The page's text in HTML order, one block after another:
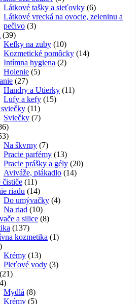
produktov
Látkové tašky a sieťovky 66
produktov
Látkové vrecká na ovocie, zeleninu a
pečivo 33
3939
produktov
Kefky na zuby 1010
produktov
Kozmetické pomôcky 1414
Intímna hygiena 22
Holenie 55
2727
produktov
Handry a Utierky 1111
Lufy a kefy 1515
1111
produktov
Sviečky 77
86
produktov
53
produktov
Na škvrny 77
produktov
Pracie parfémy 1313
produktov
Pracie prášky a gély 2020
Aviváže, plákadlo 1414
čističe 1111
produktov
riadu 1414
produktov
Do umývačky 44
Na riad 1010
produktov
a silice 88
137137
produktov
kozmetika 11
22
produktov
Krémy 1313
produktov
Pleťové vody 33
2121
14
produktov
Mydlá 88
produktov
Krémy 55